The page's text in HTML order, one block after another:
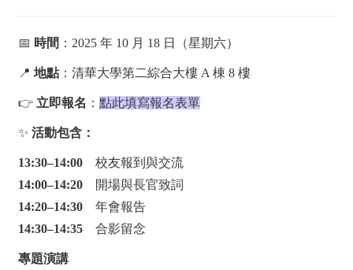
📅 時間 ：2025 年 10 月 18 日（星期六）
📍 地點 ：清華大學第二綜合大樓 A 棟 8 樓
👉 立即報名 ： 點此填寫報名表單
✨ 活動包含：
13:30–14:00 校友報到與交流
14:00–14:20 開場與長官致詞
14:20–14:30 年會報告
14:30–14:35 合影留念
專題演講